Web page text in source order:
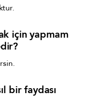
için yapmam
bir faydası